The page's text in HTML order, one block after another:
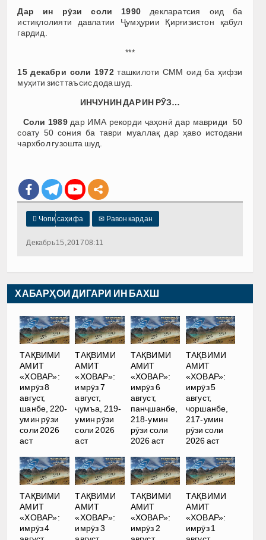
Дар ин рӯзи соли 1990 декларатсия оид ба
истиқлолияти давлатии Ҷумҳурии Қирғизистон қабул
гардид.
***
15 декабри соли 1972ташкилоти СММ оид ба ҳифзи
муҳити зист таъсис дода шуд.
ИНЧУНИН ДАР ИН РӮЗ…
Соли 1989 дар ИМА рекорди ҷаҳонӣ дар мавриди 50
соату 50 сония ба таври муаллақ дар ҳаво истодани
чархбол гузошта шуд.
 Чопи саҳифа ✉ Равон кардан
Декабрь 15, 2017 08:11
ХАБАРҲОИ ДИГАРИ ИН БАХШ
ТАҚВИМИ
АМИТ
«ХОВАР»:
имрӯз 8
август,
шанбе, 220-
умин рӯзи
соли 2026
аст
ТАҚВИМИ
АМИТ
«ХОВАР»:
имрӯз 7
август,
ҷумъа, 219-
умин рӯзи
соли 2026
аст
ТАҚВИМИ
АМИТ
«ХОВАР»:
имрӯз 6
август,
панҷшанбе,
218-умин
рӯзи соли
2026 аст
ТАҚВИМИ
АМИТ
«ХОВАР»:
имрӯз 5
август,
чоршанбе,
217-умин
рӯзи соли
2026 аст
ТАҚВИМИ
АМИТ
«ХОВАР»:
имрӯз 4
ТАҚВИМИ
АМИТ
«ХОВАР»:
имрӯз 3
ТАҚВИМИ
АМИТ
«ХОВАР»:
имрӯз 2
ТАҚВИМИ
АМИТ
«ХОВАР»:
имрӯз 1